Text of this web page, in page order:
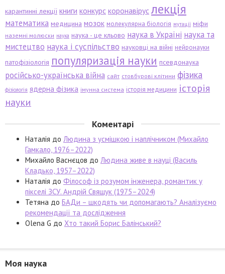
карантинні лекції книги конкурс коронавірус лекція
математика медицина мозок молекулярна біологія мутації міфи
наземні молюски наука наука - це кльово наука в Україні наука та
мистецтво наука і суспільство науковці на війні нейронауки
патофізіологія популяризація науки псевдонаука
російсько-українська війна сайт стовбурові клітини фізика
фізіологія ядерна фізика імунна система історія медицини історія
науки
Коментарі
Наталія до Людина з усмішкою і наплічником (Михайло
Гамкало, 1976–2022)
Михайло Васнєцов до Людина живе в науці (Василь
Кладько, 1957–2022)
Наталія до Філософ із розумом інженера, романтик у
пікселі ЗСУ. Андрій Свящук (1975–2024)
Тетяна до БАДи – шкодять чи допомагають? Аналізуємо
рекомендації та дослідження
Olena G до Хто такий Борис Балінський?
Моя наука